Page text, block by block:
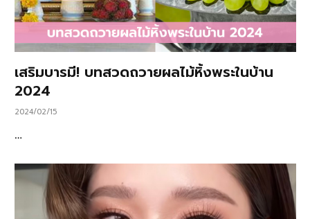
เสริมบารมี! บทสวดถวายผลไม้หิ้งพระในบ้าน
2024
2024/02/15
…